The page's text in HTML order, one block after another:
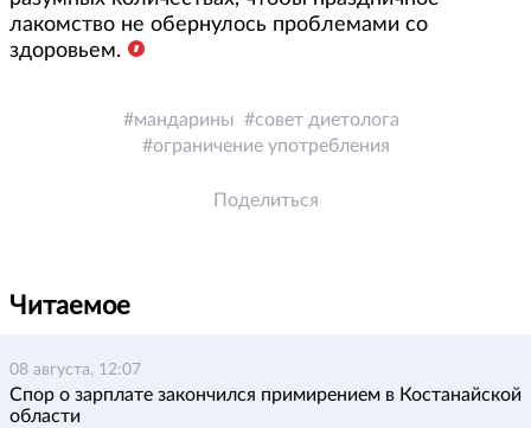
лакомство не обернулось проблемами со
здоровьем.
мандарины
совет диетолога
ограничение употребления
Поделиться
Читаемое
08 августа, 12:07
Спор о зарплате закончился примирением в Костанайской
области